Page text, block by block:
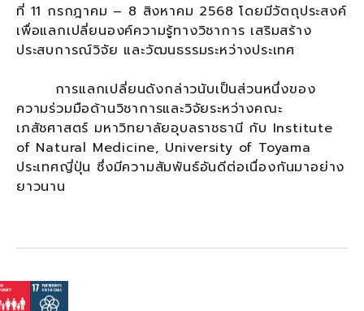
ที่ 11 กรกฎาคม – 8 สิงหาคม 2568 โดยมีวัตถุประสงค์
เพื่อแลกเปลี่ยนองค์ความรู้ทางวิชาการ เสริมสร้าง
ประสบการณ์วิจัย และวัฒนธรรมระหว่างประเทศ
การแลกเปลี่ยนดังกล่าวนับเป็นส่วนหนึ่งของ
ความร่วมมือด้านวิชาการและวิจัยระหว่างคณะ
เภสัชศาสตร์ มหาวิทยาลัยอุบลราชธานี กับ Institute
of Natural Medicine, University of Toyama
ประเทศญี่ปุ่น ซึ่งมีความสัมพันธ์อันดีต่อเนื่องกันมาอย่าง
ยาวนาน